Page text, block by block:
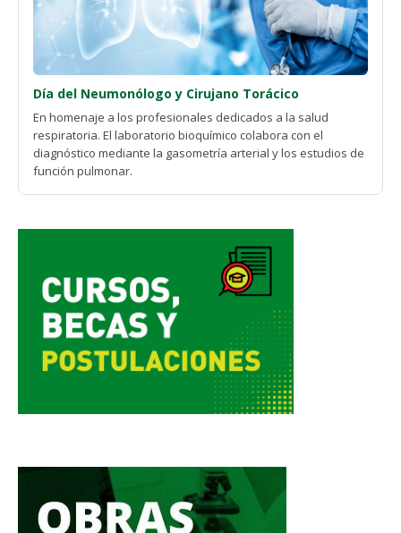
Día del Neumonólogo y Cirujano Torácico
En homenaje a los profesionales dedicados a la salud
respiratoria. El laboratorio bioquímico colabora con el
diagnóstico mediante la gasometría arterial y los estudios de
función pulmonar.